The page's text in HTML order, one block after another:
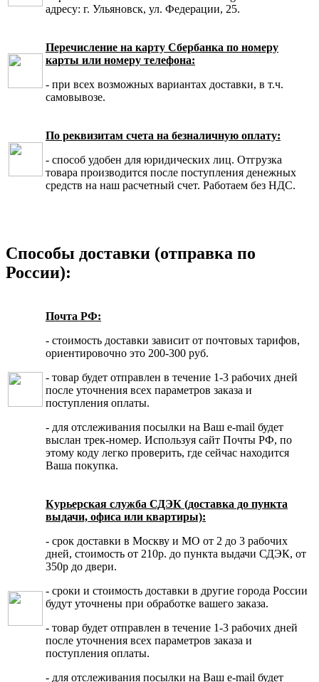
адресу: г. Ульяновск, ул. Федерации, 25.
Перечисление на карту Сбербанка по номеру
карты или номеру телефона:
- при всех возможных вариантах доставки, в т.ч.
самовывозе.
По реквизитам счета на безналичную оплату:
- способ удобен для юридических лиц. Отгрузка
товара производится после поступления денежных
средств на наш расчетный счет. Работаем без НДС.
Способы доставки (отправка по
России):
Почта РФ:
- стоимость доставки зависит от почтовых тарифов,
ориентировочно это 200-300 руб.
- товар будет отправлен в течение 1-3 рабочих дней
после уточнения всех параметров заказа и
поступления оплаты.
- для отслеживания посылки на Ваш e-mail будет
выслан трек-номер. Используя сайт Почты РФ, по
этому коду легко проверить, где сейчас находится
Ваша покупка.
Курьерская служба СДЭК (доставка до пункта
выдачи, офиса или квартиры):
- срок доставки в Москву и МО от 2 до 3 рабочих
дней, стоимость от 210р. до пункта выдачи СДЭК, от
350р до двери.
- сроки и стоимость доставки в другие города России
будут уточнены при обработке вашего заказа.
- товар будет отправлен в течение 1-3 рабочих дней
после уточнения всех параметров заказа и
поступления оплаты.
- для отслеживания посылки на Ваш e-mail будет